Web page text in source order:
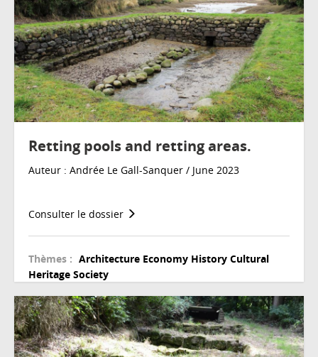
Retting pools and retting areas.
Auteur : Andrée Le Gall-Sanquer / June 2023
Consulter le dossier
Thèmes : Architecture Economy History Cultural
Heritage Society